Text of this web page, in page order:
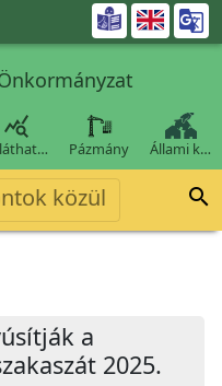


Pázmány Állami k…
közül 
a
2025.